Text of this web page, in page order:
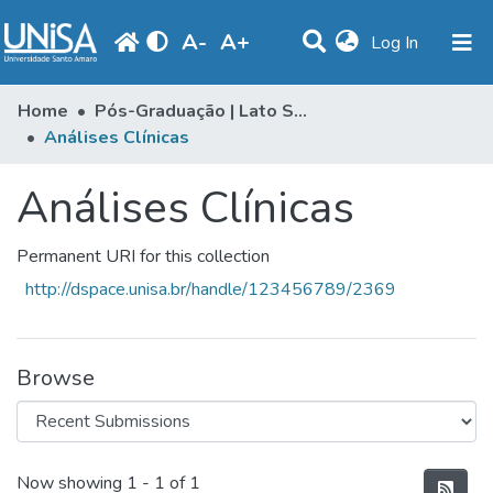
A- A+ Log In (current)
Statistics
Browse
Library
Home
Pós-Graduação | Lato Sensu
Análises Clínicas
Análises Clínicas
Permanent URI for this collection
http://dspace.unisa.br/handle/123456789/2369
Browse
Now showing 1 - 1 of 1